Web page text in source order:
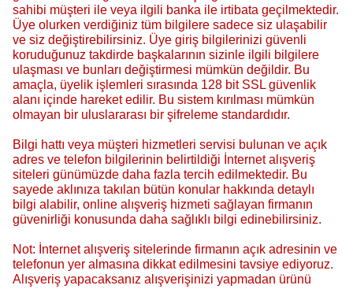
sahibi müşteri ile veya ilgili banka ile irtibata geçilmektedir.
Üye olurken verdiğiniz tüm bilgilere sadece siz ulaşabilir
ve siz değiştirebilirsiniz. Üye giriş bilgilerinizi güvenli
koruduğunuz takdirde başkalarının sizinle ilgili bilgilere
ulaşması ve bunları değiştirmesi mümkün değildir. Bu
amaçla, üyelik işlemleri sırasında 128 bit SSL güvenlik
alanı içinde hareket edilir. Bu sistem kırılması mümkün
olmayan bir uluslararası bir şifreleme standardıdır.
Bilgi hattı veya müşteri hizmetleri servisi bulunan ve açık
adres ve telefon bilgilerinin belirtildiği İnternet alışveriş
siteleri günümüzde daha fazla tercih edilmektedir. Bu
sayede aklınıza takılan bütün konular hakkında detaylı
bilgi alabilir, online alışveriş hizmeti sağlayan firmanın
güvenirliği konusunda daha sağlıklı bilgi edinebilirsiniz.
Not: İnternet alışveriş sitelerinde firmanın açık adresinin ve
telefonun yer almasına dikkat edilmesini tavsiye ediyoruz.
Alışveriş yapacaksanız alışverişinizi yapmadan ürünü